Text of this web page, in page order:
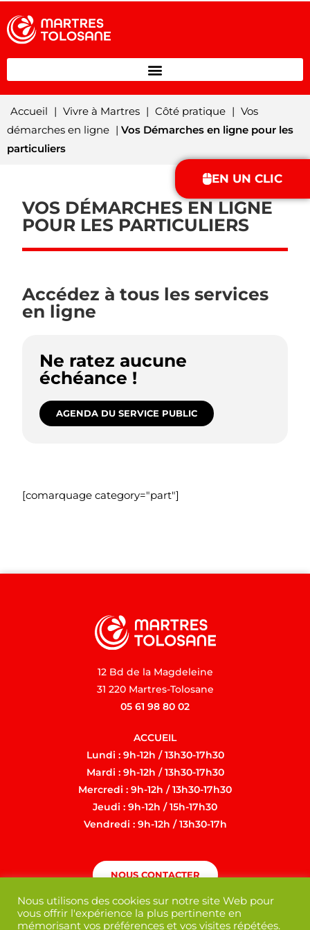
EN UN CLIC
Accueil | Vivre à Martres | Côté pratique | Vos
démarches en ligne | Vos Démarches en ligne pour les
particuliers
VOS DÉMARCHES EN LIGNE
POUR LES PARTICULIERS
Accédez à tous les services
en ligne
Ne ratez aucune
échéance !
AGENDA DU SERVICE PUBLIC
[comarquage category="part"]
12 Bd de la Magdeleine
31 220 Martres-Tolosane
05 61 98 80 02
ACCUEIL
Lundi : 9h-12h / 13h30-17h30
Mardi : 9h-12h / 13h30-17h30
Mercredi : 9h-12h / 13h30-17h30
Jeudi : 9h-12h / 15h-17h30
Vendredi : 9h-12h / 13h30-17h
NOUS CONTACTER
Nous utilisons des cookies sur notre site Web pour
vous offrir l'expérience la plus pertinente en
mémorisant vos préférences et vos visites répétées.